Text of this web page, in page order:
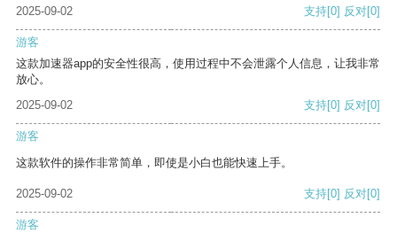
2025-09-02
支持[0] 反对[0]
游客
这款加速器app的安全性很高，使用过程中不会泄露个人信息，让我非常
放心。
2025-09-02
支持[0] 反对[0]
游客
这款软件的操作非常简单，即使是小白也能快速上手。
2025-09-02 支持[0] 反对[0]
游客